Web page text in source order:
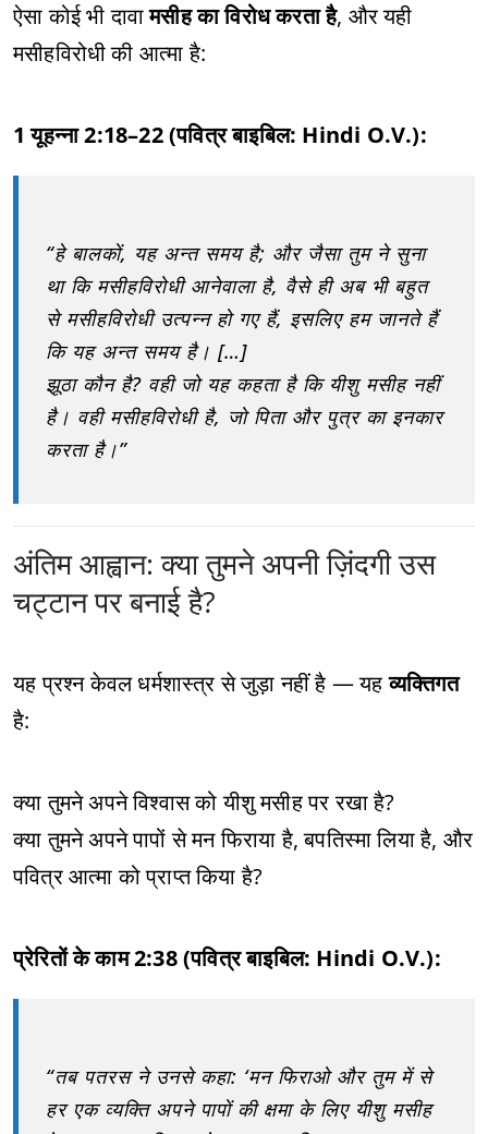
ऐसा कोई भी दावामसीह का विरोध करता है, और यही
मसीहविरोधी की आत्मा है:
1 यूहन्ना 2:18–22 (पवित्र बाइबिल: Hindi O.V.):
“हे बालकों, यह अन्त समय है; और जैसा तुम ने सुना
था कि मसीहविरोधी आनेवाला है, वैसे ही अब भी बहुत
से मसीहविरोधी उत्पन्न हो गए हैं, इसलिए हम जानते हैं
कि यह अन्त समय है। […]
झूठा कौन है? वही जो यह कहता है कि यीशु मसीह नहीं
है। वही मसीहविरोधी है, जो पिता और पुत्र का इनकार
करता है।”
अंतिम आह्वान: क्या तुमने अपनी ज़िंदगी उस
चट्टान पर बनाई है?
यह प्रश्न केवल धर्मशास्त्र से जुड़ा नहीं है — यहव्यक्तिगत
है:
क्या तुमने अपने विश्वास को यीशु मसीह पर रखा है?
क्या तुमने अपने पापों से मन फिराया है, बपतिस्मा लिया है, और
पवित्र आत्मा को प्राप्त किया है?
प्रेरितों के काम 2:38 (पवित्र बाइबिल: Hindi O.V.):
“तब पतरस ने उनसे कहा: ‘मन फिराओ और तुम में से
हर एक व्यक्ति अपने पापों की क्षमा के लिए यीशु मसीह